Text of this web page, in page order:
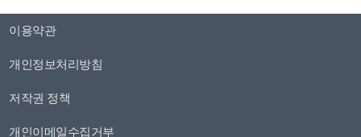
이용약관
개인정보처리방침
저작권 정책
개인이메일수집거부